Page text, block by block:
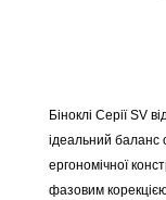
Біноклі Серії SV
ідеальний баланс
ергономічної
фазовим